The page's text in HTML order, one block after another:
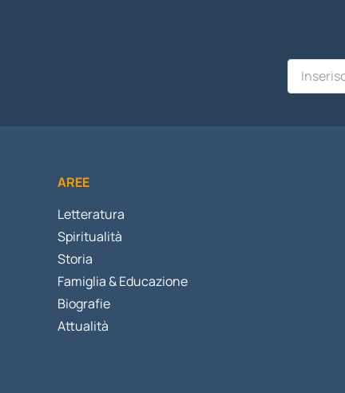
AREE
Letteratura
Spiritualità
Storia
Famiglia & Educazione
Biografie
Attualità